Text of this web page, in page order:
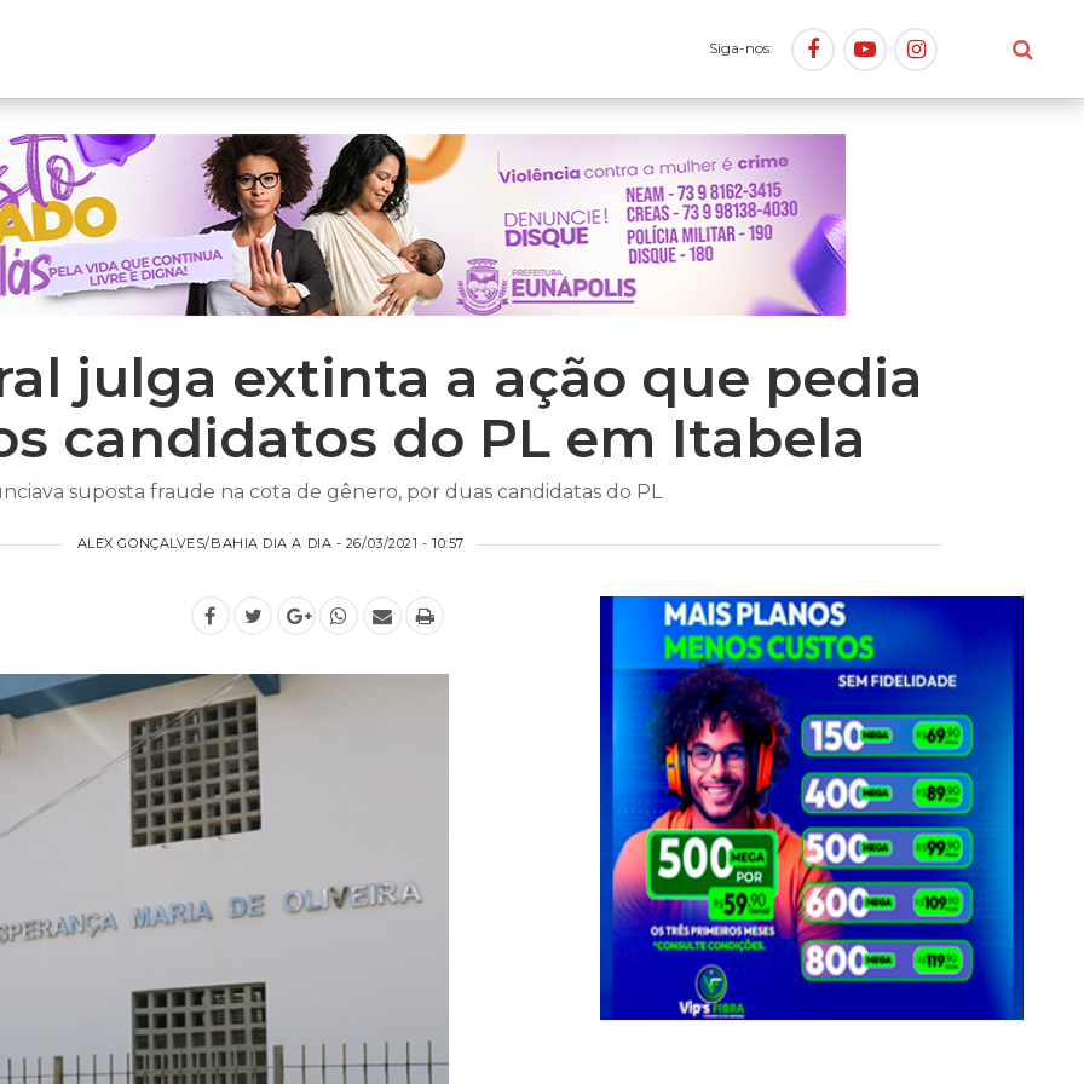
Siga-nos:
julga extinta a ação que pedia
candidatos do PL em Itabela
suposta fraude na cota de gênero, por duas candidatas do PL
ALEX GONÇALVES/BAHIA DIA A DIA - 26/03/2021 - 10:57